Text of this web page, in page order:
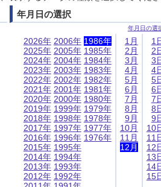
年月日の選択
年月日の選
2026年
2025年
2024年
2023年
2022年
2021年
2020年
2019年
2018年
2017年
2016年
2015年
2014年
2013年
2012年
2006年
2005年
2004年
2003年
2002年
2001年
2000年
1999年
1998年
1997年
1996年
1995年
1994年
1993年
1992年
1986年
1985年
1984年
1983年
1982年
1981年
1980年
1979年
1978年
1977年
1976年
1月
2月
3月
4月
5月
6月
7月
8月
9月
10月
11月
12月
1
2
3
4
5
6
7
8
9
10
11
12
13
14
15